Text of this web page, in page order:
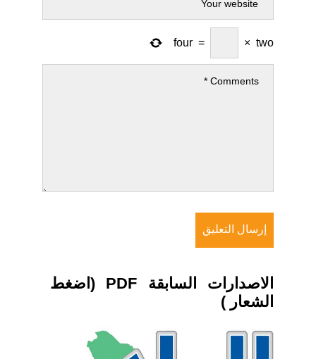
two
×
=
four
الاصدارات السابقة PDF (اضغط
الشعار )